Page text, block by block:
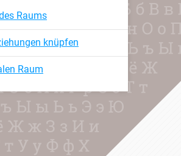
Raums
knüpfen
Raum